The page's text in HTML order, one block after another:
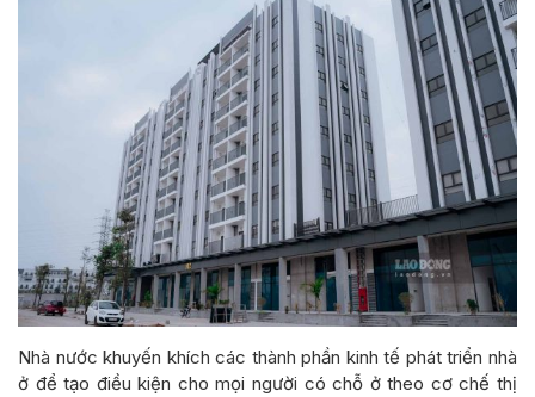
Nhà nước khuyến khích các thành phần kinh tế phát triển nhà
ở để tạo điều kiện cho mọi người có chỗ ở theo cơ chế thị